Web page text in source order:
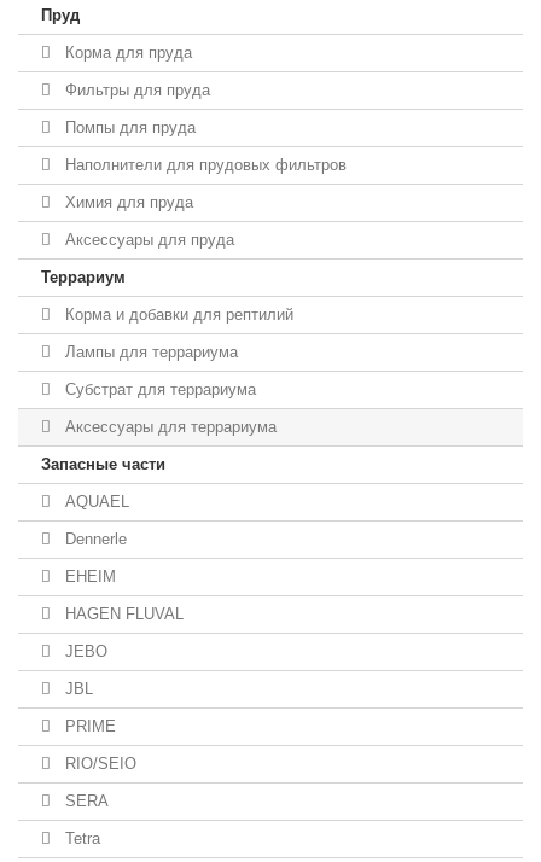
Пруд
Корма для пруда
Фильтры для пруда
Помпы для пруда
Наполнители для прудовых фильтров
Химия для пруда
Аксессуары для пруда
Террариум
Корма и добавки для рептилий
Лампы для террариума
Субстрат для террариума
Аксессуары для террариума
Запасные части
AQUAEL
Dennerle
EHEIM
HAGEN FLUVAL
JEBO
JBL
PRIME
RIO/SEIO
SERA
Tetra